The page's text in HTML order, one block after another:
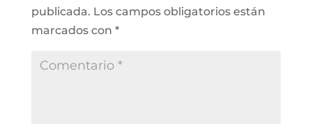
publicada. Los campos obligatorios están
marcados con *